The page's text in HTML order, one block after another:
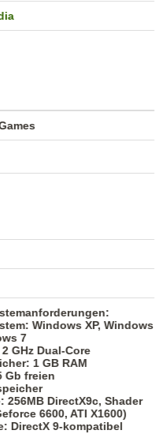
Windows XP, Windows
7
GHz Dual-Core
1 GB RAM
Gb freien
256MB DirectX9c, Shader
6600, ATI X1600)
DirectX 9-kompatibel